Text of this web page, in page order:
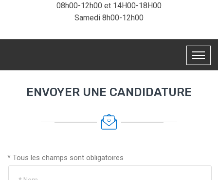
08h00-12h00 et 14H00-18H00
Samedi 8h00-12h00
ENVOYER UNE CANDIDATURE
* Tous les champs sont obligatoires